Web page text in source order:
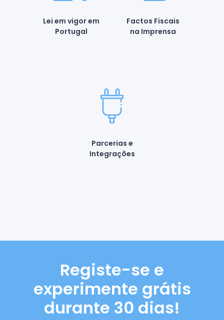
Lei em vigor em
Portugal
Factos Fiscais
na Imprensa
Parcerias e
Integrações
Registe-se e
experimente grátis
durante 30 dias!